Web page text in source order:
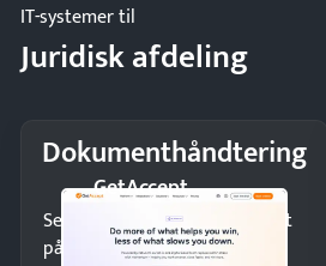
IT-systemer til
Juridisk afdeling
Dokumenthåndtering
GetAccept
Send kontrakter til underskrift
på minutter og mist ingen